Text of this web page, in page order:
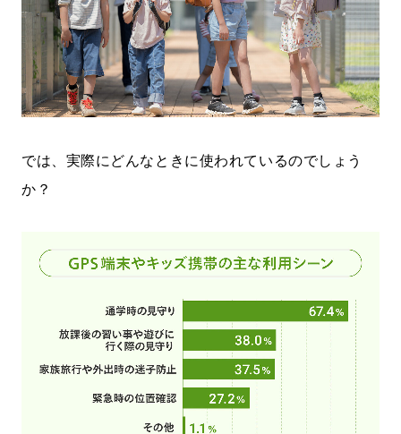
では、実際にどんなときに使われているのでしょう
か？